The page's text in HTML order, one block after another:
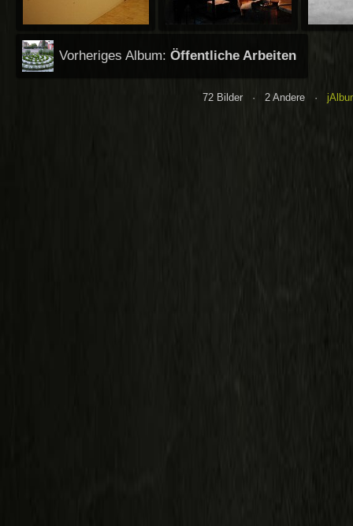
Vorheriges Album: Öffentliche Arbeiten
72 Bilder · 2 Andere ·